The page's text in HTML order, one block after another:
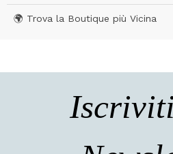
🌍 Trova la Boutique più Vicina